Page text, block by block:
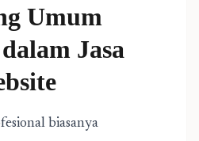
Umum
Jasa
biasanya